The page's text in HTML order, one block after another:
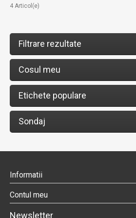
4 Articol(e)
Filtrare rezultate
Cosul meu
Etichete populare
Sondaj
Informatii
Contul meu
Newsletter